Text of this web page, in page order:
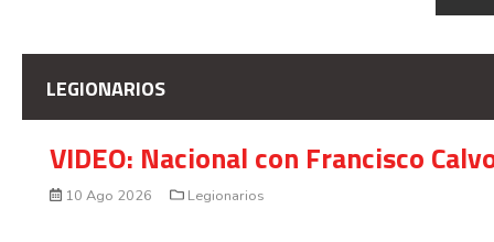
LEGIONARIOS
VIDEO: Nacional con Francisco
10 Ago 2026 Legionarios